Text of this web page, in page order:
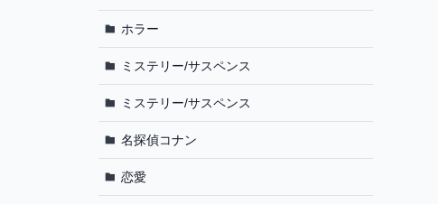
ホラー
ミステリー/サスペンス
ミステリー/サスペンス
名探偵コナン
恋愛